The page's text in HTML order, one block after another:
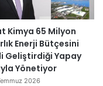
Kimya 65 Milyon
Enerji Bütçesini
Geliştirdiği Yapay
Yönetiyor
2026